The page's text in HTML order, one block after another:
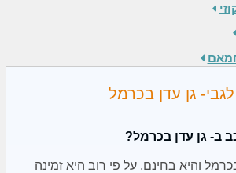
גן עדן בכרמל
ב- גן עדן בכרמל?
והיא בחינם, על פי רוב היא זמינה